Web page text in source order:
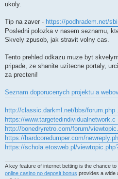
ukoly.
Tip na zaver - https://podhradem.net/
Posledni polozka v nasem seznamu,
Skvely zpusob, jak stravit volny cas.
Tento prehled odkazu muze byt
pripade, ze shanite uzitecne portaly,
za precteni!
Seznam doporucenych projektu a
http://classic.darkml.net/bbs/forum.php
https://
http://bonedryretro.com/forum/
https://hardcoredumper.com/
https://schola.etosweb.pl/
A key feature of internet betting is the chance to
online casino no deposit bonus provides a wide